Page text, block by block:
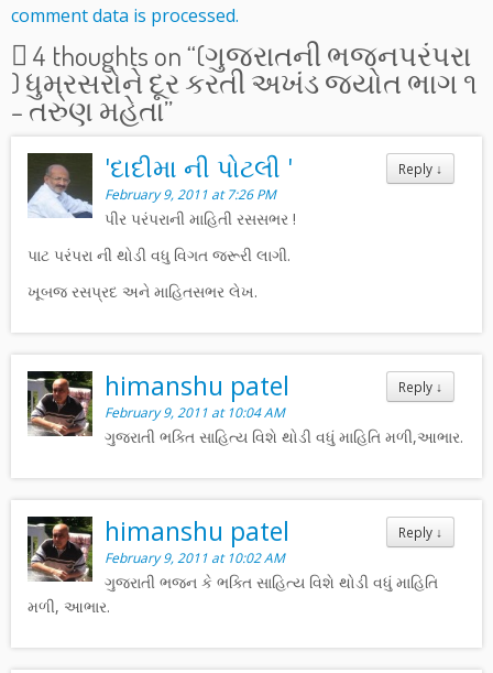
comment data is processed.
4 thoughts on “(ગુજરાતની ભજનપરંપરા
) ધુમ્રસરોને દૂર કરતી અખંડ જ્યોત ભાગ ૧
– તરુણ મહેતા”
Reply ↓
'દાદીમા ની પોટલી '
February 9, 2011 at 7:26 PM
પીર પરંપરાની માહિતી રસસભર !
પાટ પરંપરા ની થોડી વધુ વિગત જરૂરી લાગી.
ખૂબજ રસપ્રદ અને માહિતસભર લેખ.
Reply ↓
himanshu patel
February 9, 2011 at 10:04 AM
ગુજરાતી ભક્તિ સાહિત્ય વિશે થોડી વધું માહિતિ મળી,આભાર.
Reply ↓
himanshu patel
February 9, 2011 at 10:02 AM
ગુજરાતી ભજન કે ભક્તિ સાહિત્ય વિશે થોડી વધું માહિતિ
મળી, આભાર.